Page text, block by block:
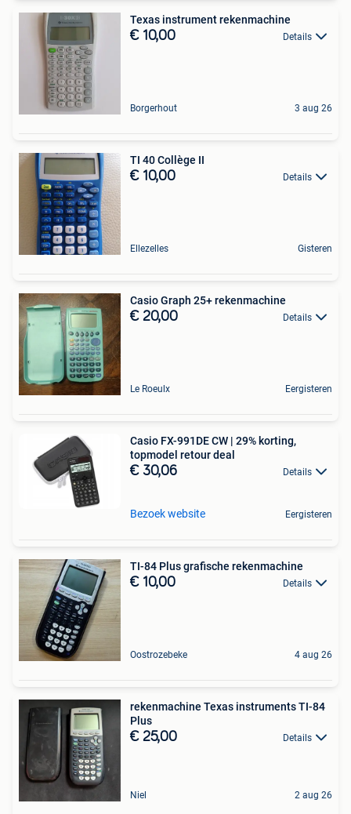
Texas instrument rekenmachine
€ 10,00 Details
Borgerhout 3 aug 26
TI 40 Collège II
€ 10,00 Details
Ellezelles Gisteren
Casio Graph 25+ rekenmachine
€ 20,00 Details
Le Roeulx Eergisteren
Casio FX-991DE CW | 29% korting,
topmodel retour deal
€ 30,06 Details
Bezoek website Eergisteren
TI-84 Plus grafische rekenmachine
€ 10,00 Details
Oostrozebeke 4 aug 26
rekenmachine Texas instruments TI-84
Plus
€ 25,00 Details
Niel 2 aug 26